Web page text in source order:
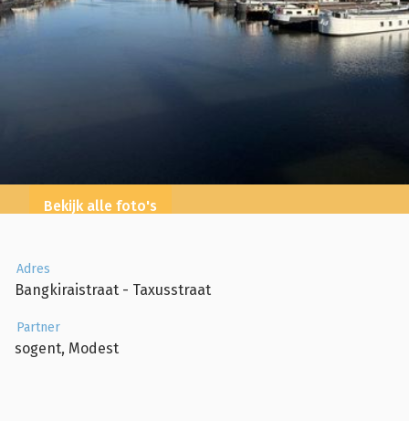
Bekijk alle foto's
Adres
Bangkiraistraat - Taxusstraat
Partner
sogent, Modest